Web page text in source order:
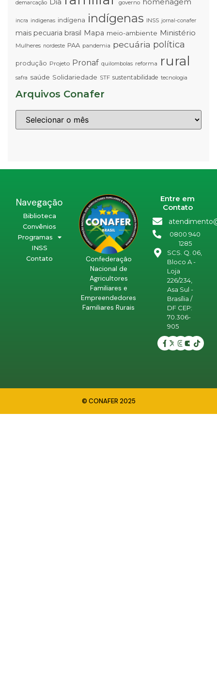
demarcação governo
incra indigenas indígena indígenas INSS jornal-conafer
mais pecuaria brasil Mapa meio-ambiente Ministério
Mulheres nordeste PAA pandemia pecuária política
produção Projeto Pronaf quilombolas reforma rural
safra saúde Solidariedade STF sustentabilidade tecnologia
Arquivos Conafer
Navegação
Biblioteca
Convênios
Programas
INSS
Contato
Confederação
Nacional de
Agricultores
Familiares e
Empreendedores
Familiares Rurais
Entre em
Contato
0800 940
1285
SCS. Q. 06,
Bloco A -
Loja
226/234,
Asa Sul -
Brasília /
DF CEP:
70.306-
905
© CONAFER 2025